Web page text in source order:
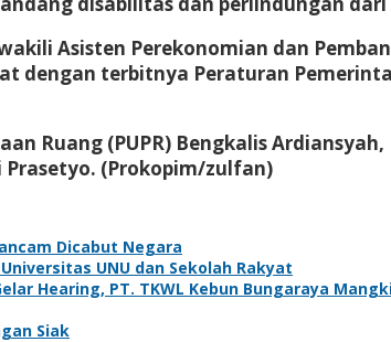
Asisten Perekonomian dan
dengan terbitnya Peraturan
Ruang (PUPR) Bengkalis
Prasetyo. (Prokopim/zulfan)
Dicabut Negara
UNU dan Sekolah Rakyat
Hearing, PT. TKWL Kebun Bungaraya
Siak